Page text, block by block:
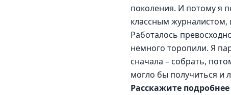
поколения. И потому я
классным журналистом,
Работалось
немного торопили. Я
сначала – собрать,
могло бы получиться и
Расскажите